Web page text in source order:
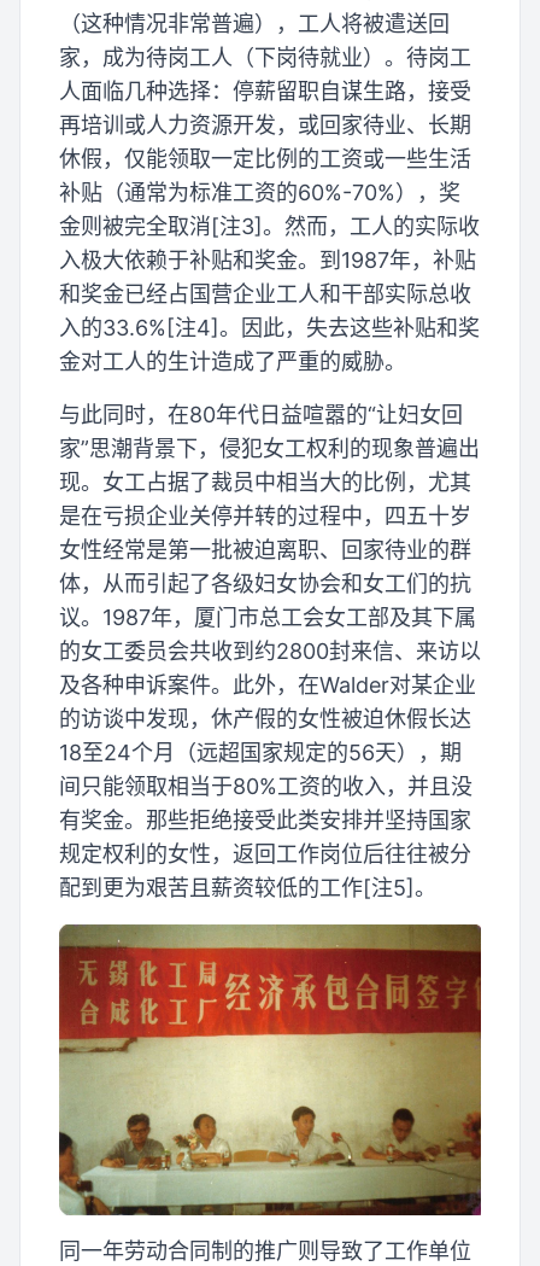
（这种情况非常普遍），工人将被遣送回
家，成为待岗工人（下岗待就业）。待岗工
人面临几种选择：停薪留职自谋生路，接受
再培训或人力资源开发，或回家待业、长期
休假，仅能领取一定比例的工资或一些生活
补贴（通常为标准工资的60%-70%），奖
金则被完全取消[注3]。然而，工人的实际收
入极大依赖于补贴和奖金。到1987年，补贴
和奖金已经占国营企业工人和干部实际总收
入的33.6%[注4]。因此，失去这些补贴和奖
金对工人的生计造成了严重的威胁。
与此同时，在80年代日益喧嚣的“让妇女回
家”思潮背景下，侵犯女工权利的现象普遍出
现。女工占据了裁员中相当大的比例，尤其
是在亏损企业关停并转的过程中，四五十岁
女性经常是第一批被迫离职、回家待业的群
体，从而引起了各级妇女协会和女工们的抗
议。1987年，厦门市总工会女工部及其下属
的女工委员会共收到约2800封来信、来访以
及各种申诉案件。此外，在Walder对某企业
的访谈中发现，休产假的女性被迫休假长达
18至24个月（远超国家规定的56天），期
间只能领取相当于80%工资的收入，并且没
有奖金。那些拒绝接受此类安排并坚持国家
规定权利的女性，返回工作岗位后往往被分
配到更为艰苦且薪资较低的工作[注5]。
同一年劳动合同制的推广则导致了工作单位